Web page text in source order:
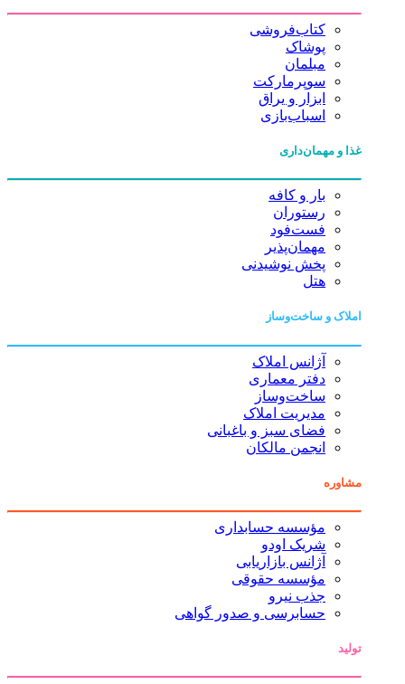
کتاب‌فروشی
پوشاک
مبلمان
سوپرمارکت
ابزار و یراق
اسباب‌بازی
غذا و مهمان‌داری
بار و کافه
رستوران
فست‌فود
مهمان‌پذیر
پخش نوشیدنی
هتل
املاک و ساخت‌وساز
آژانس املاک
دفتر معماری
ساخت‌وساز
مدیریت املاک
فضای سبز و باغبانی
انجمن مالکان
مشاوره
مؤسسه حسابداری
شریک اودو
آژانس بازاریابی
مؤسسه حقوقی
جذب نیرو
حسابرسی و صدور گواهی
تولید